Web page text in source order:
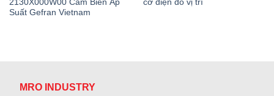
2130X000W00 Cảm Biến Áp
Suất Gefran Vietnam
cơ điện đo vị trí
MRO INDUSTRY